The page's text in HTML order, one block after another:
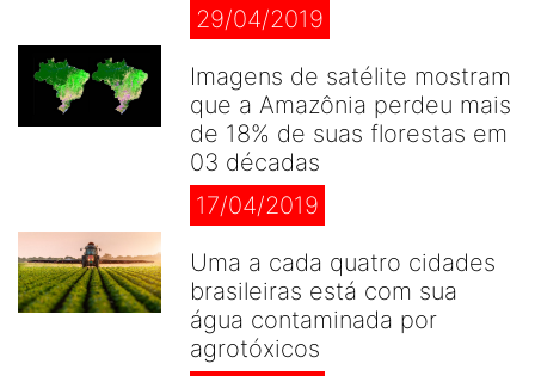
29/04/2019
Imagens de satélite mostram
que a Amazônia perdeu mais
de 18% de suas florestas em
03 décadas
17/04/2019
Uma a cada quatro cidades
brasileiras está com sua
água contaminada por
agrotóxicos